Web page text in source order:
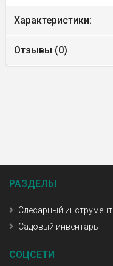
Характеристики:
Отзывы (0)
РАЗДЕЛЫ
Слесарный инструмент
Садовый инвентарь
СОЦСЕТИ